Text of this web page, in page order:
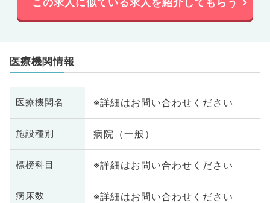
医療機関情報
医療機関名 ※詳細はお問い合わせください
施設種別 病院（一般）
標榜科目 ※詳細はお問い合わせください
病床数 ※詳細はお問い合わせください